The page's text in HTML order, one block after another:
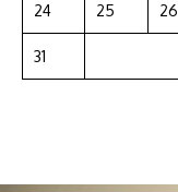
24 25 26
31